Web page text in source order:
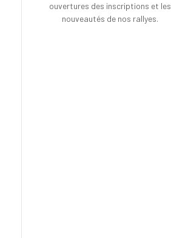
ouvertures des inscriptions et les
nouveautés de nos rallyes.